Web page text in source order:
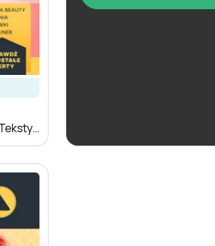
Inspiracje tygodnia Tekstylia dziecięce